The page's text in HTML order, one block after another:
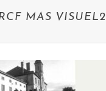
MAS VISUEL2